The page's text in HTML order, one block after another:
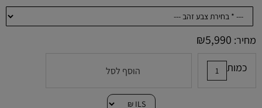
מחיר: ₪5,990
כמות הוסף לסל